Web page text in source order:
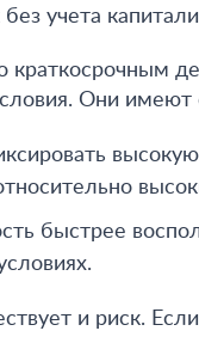
без учета
краткосрочным
Они имеют
быстрее
и риск.